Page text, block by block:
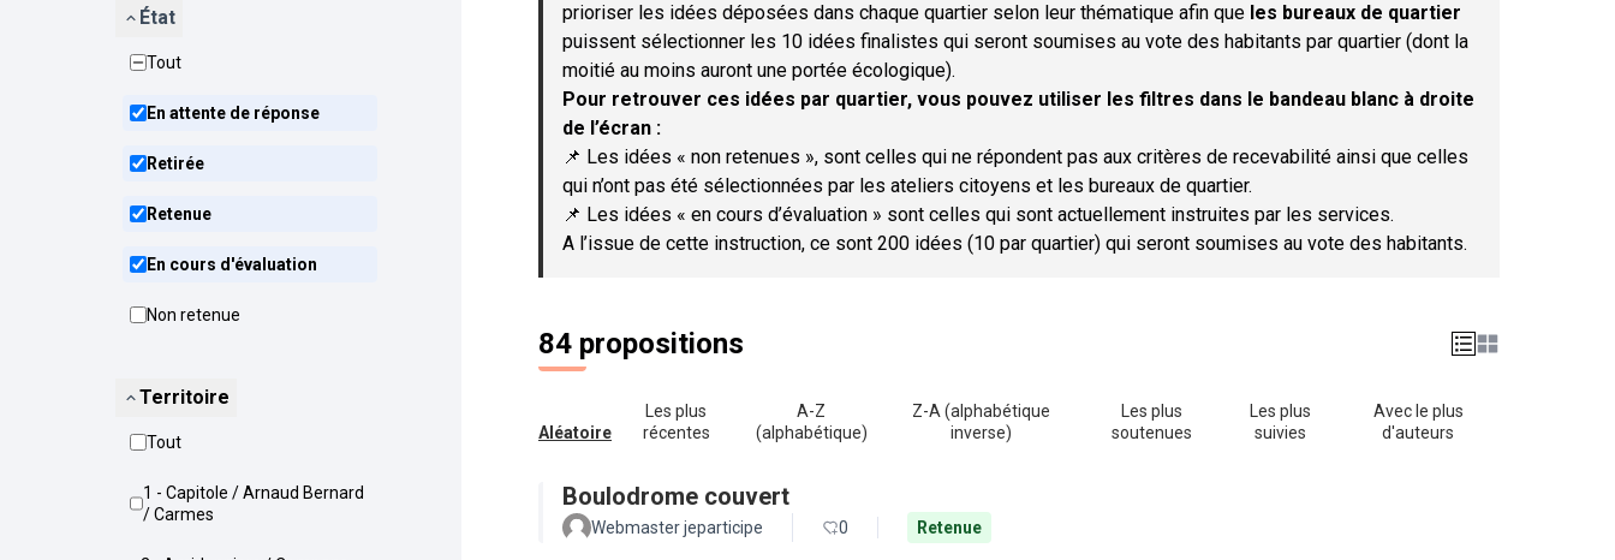
État
Tout
En attente de réponse
Retirée
Retenue
En cours d'évaluation
Non retenue
Territoire
Tout
1 - Capitole / Arnaud Bernard
/ Carmes
prioriser les idées déposées dans chaque quartier selon leur thématique afin que les bureaux de quartier
puissent sélectionner les 10 idées finalistes qui seront soumises au vote des habitants par quartier (dont la
moitié au moins auront une portée écologique).
Pour retrouver ces idées par quartier, vous pouvez utiliser les filtres dans le bandeau blanc à droite
de l’écran :
📌 Les idées « non retenues », sont celles qui ne répondent pas aux critères de recevabilité ainsi que celles
qui n’ont pas été sélectionnées par les ateliers citoyens et les bureaux de quartier.
📌 Les idées « en cours d’évaluation » sont celles qui sont actuellement instruites par les services.
A l’issue de cette instruction, ce sont 200 idées (10 par quartier) qui seront soumises au vote des habitants.
84 propositions
Aléatoire
Les plus
récentes
A-Z
(alphabétique)
Z-A (alphabétique
inverse)
Les plus
soutenues
Les plus
suivies
Avec le plus
d'auteurs
Boulodrome couvert
Webmaster jeparticipe 0 Retenue